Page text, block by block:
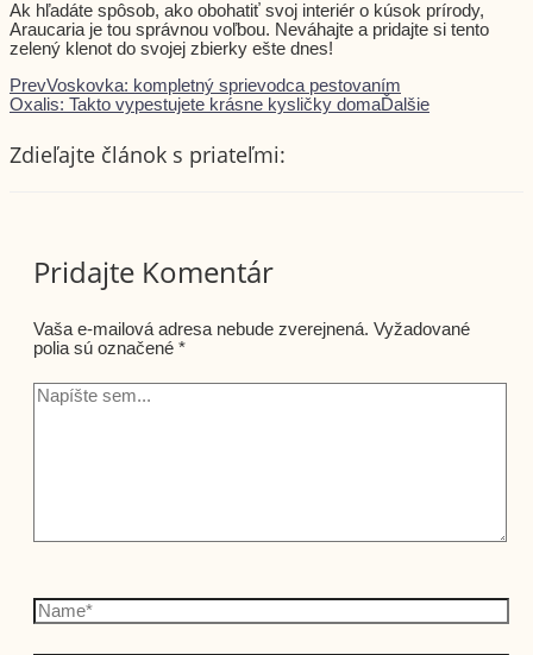
Ak hľadáte spôsob, ako obohatiť svoj interiér o kúsok prírody,
Araucaria je tou správnou voľbou. Neváhajte a pridajte si tento
zelený klenot do svojej zbierky ešte dnes!
PrevVoskovka: kompletný sprievodca pestovaním
Oxalis: Takto vypestujete krásne kysličky domaĎalšie
Zdieľajte článok s priateľmi:
Pridajte Komentár
Vaša e-mailová adresa nebude zverejnená. Vyžadované
polia sú označené *